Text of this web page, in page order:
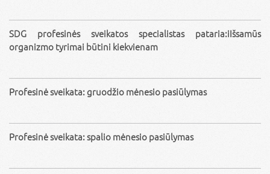
SDG profesinės sveikatos specialistas pataria:iIšsamūs
organizmo tyrimai būtini kiekvienam
Profesinė sveikata: gruodžio mėnesio pasiūlymas
Profesinė sveikata: spalio mėnesio pasiūlymas